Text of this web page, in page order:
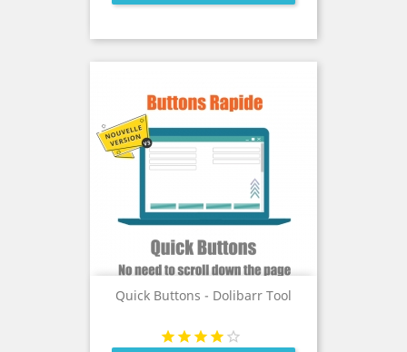
Quick Buttons - Dolibarr Tool